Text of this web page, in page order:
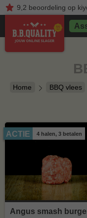
9,2 beoordelingop
Home BBQ vlees
ACTIE 4 halen, 3 betalen
Angus smash